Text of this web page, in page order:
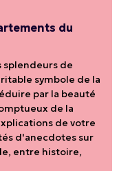
du
splendeurs de
symbole de la
par la beauté
de la
de votre
d'anecdotes sur
entre histoire,